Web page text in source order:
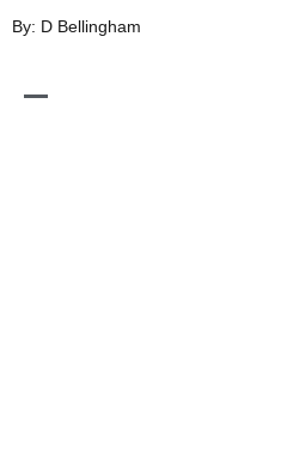
By: D Bellingham